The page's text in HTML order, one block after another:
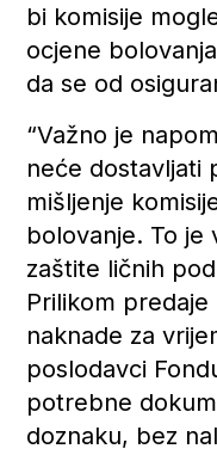
bi komisije
ocjene
da se od
“Važno je
neće dostavljati
mišljenje
bolovanje. To je
zaštite ličnih
Prilikom
naknade za
poslodavci
potrebne
doznaku, bez